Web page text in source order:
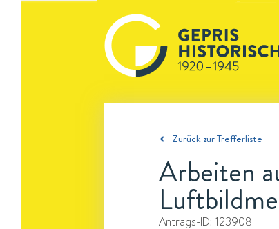
Zurück zur Trefferliste
Arbeiten
Antrags-ID: 123908